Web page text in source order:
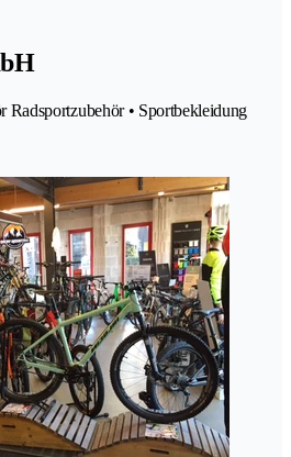
Radsportzubehör • Sportbekleidung